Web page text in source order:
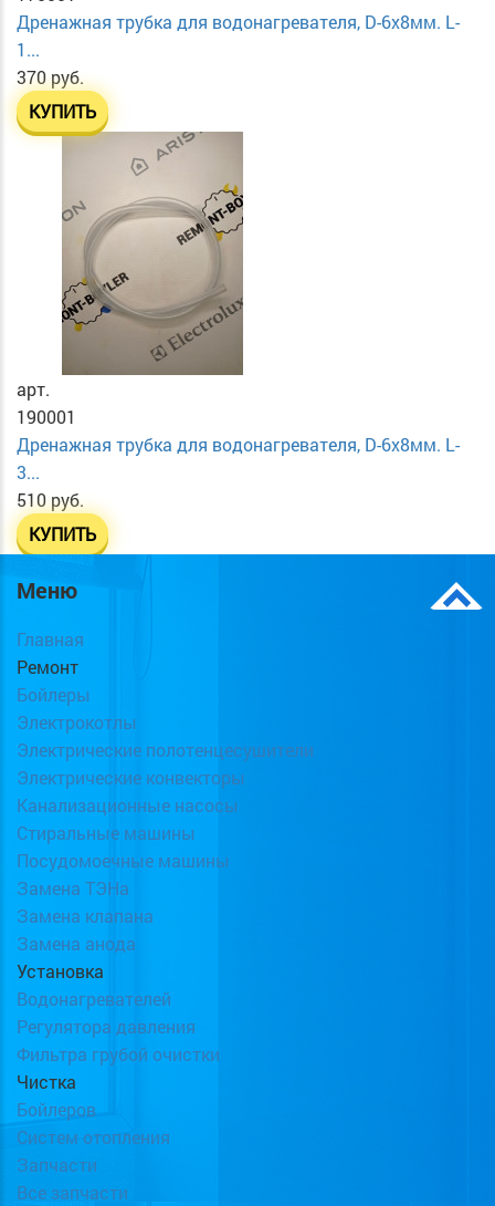
Дренажная трубка для водонагревателя, D-6х8мм. L-
1...
370 руб.
КУПИТЬ
арт.
190001
Дренажная трубка для водонагревателя, D-6х8мм. L-
3...
510 руб.
КУПИТЬ
Меню
Главная
Ремонт
Бойлеры
Электрокотлы
Электрические полотенцесушители
Электрические конвекторы
Канализационные насосы
Стиральные машины
Посудомоечные машины
Замена ТЭНа
Замена клапана
Замена анода
Установка
Водонагревателей
Регулятора давления
Фильтра грубой очистки
Чистка
Бойлеров
Систем отопления
Запчасти
Все запчасти